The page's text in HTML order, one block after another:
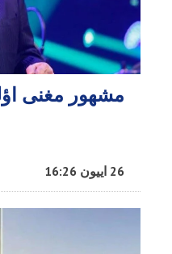
مشهور مغنی
26 اییون 16:26